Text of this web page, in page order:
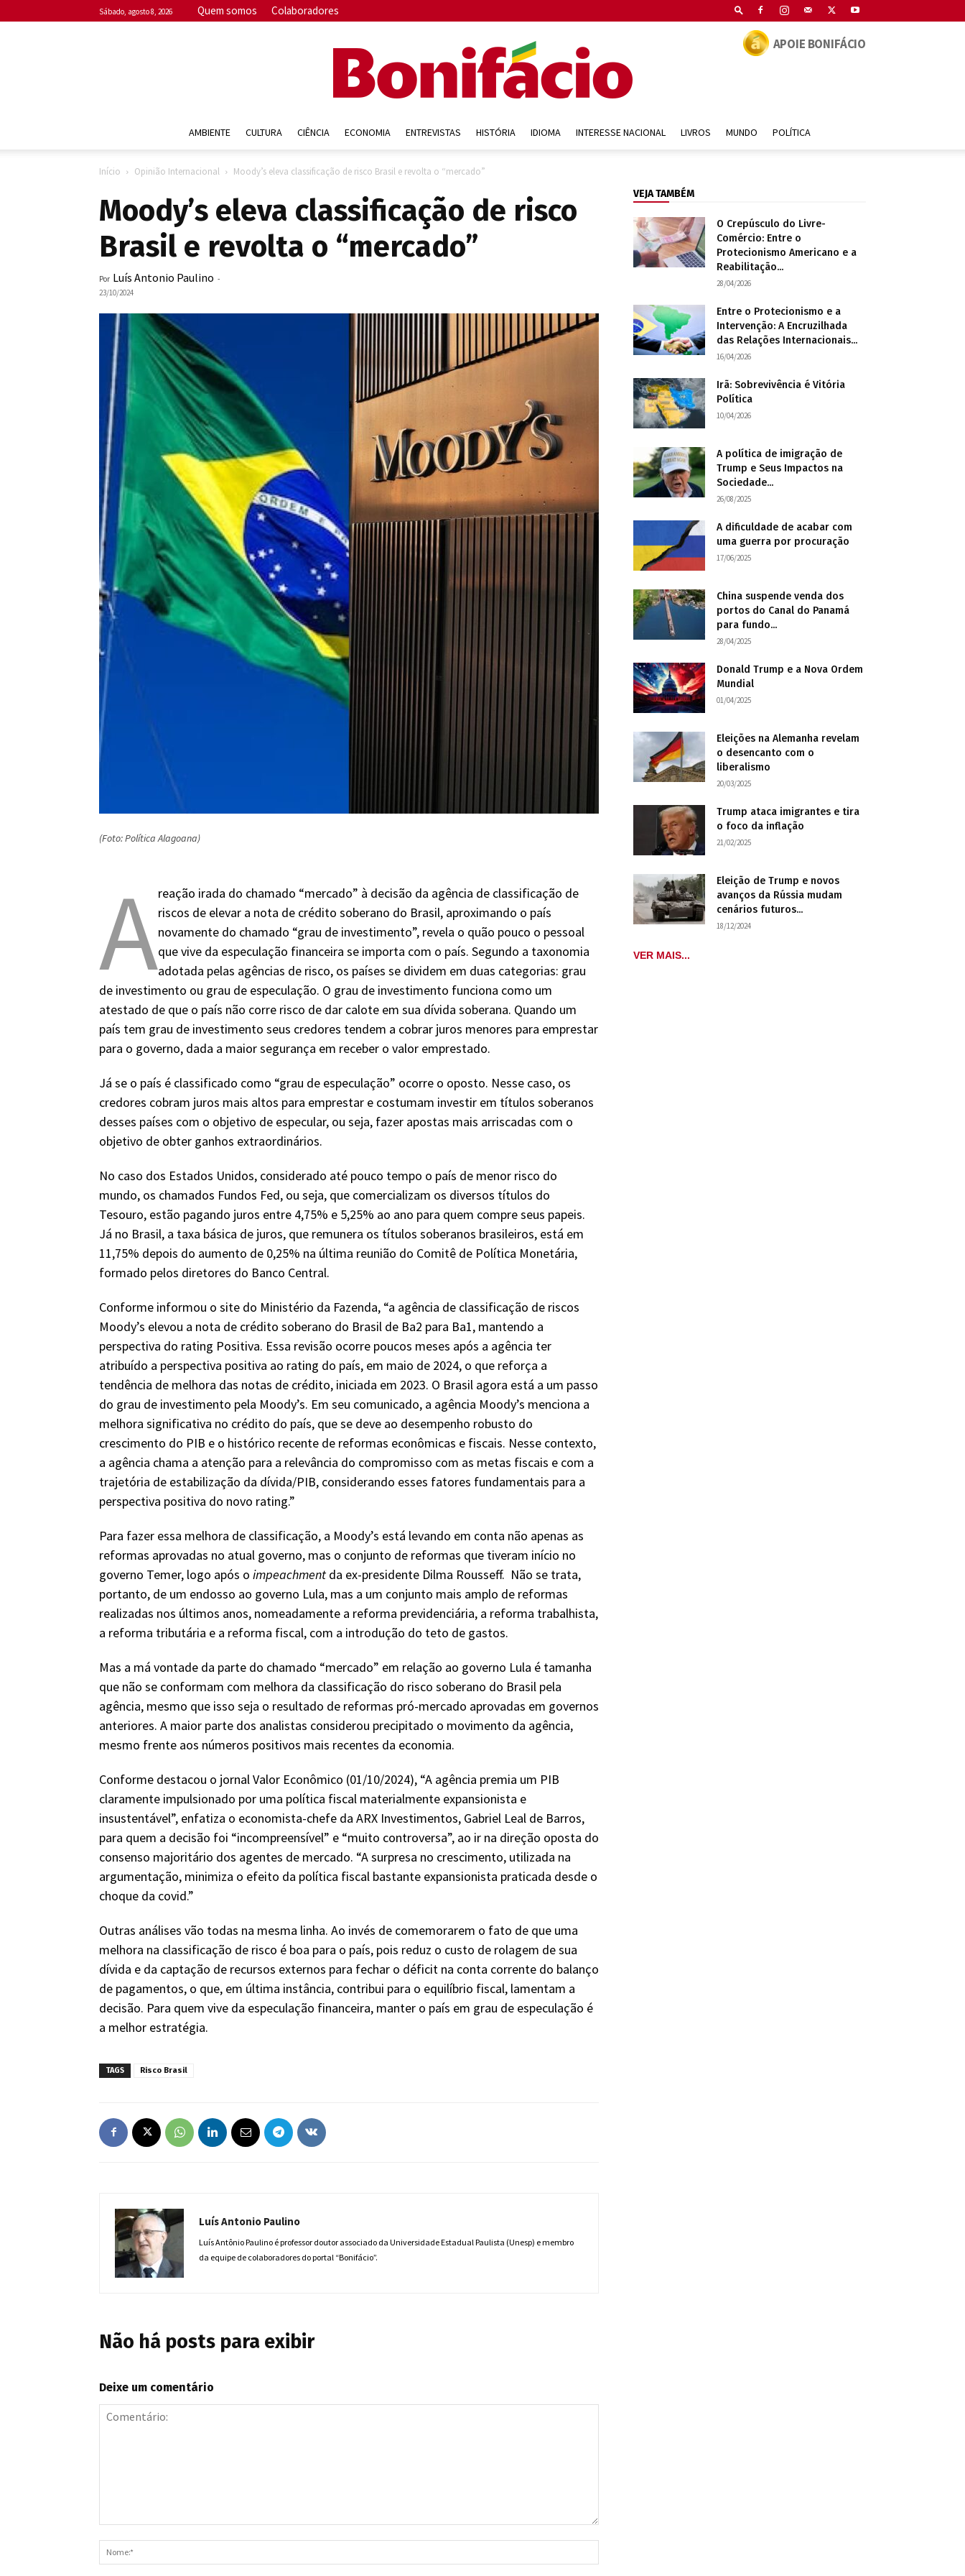
sábado, agosto 8, 2026 Quem somos Colaboradores
APOIE BONIFÁCIO
AMBIENTE CULTURA CIÊNCIA ECONOMIA ENTREVISTAS HISTÓRIA IDIOMA INTERESSE NACIONAL LIVROS MUNDO POLÍTICA
Início Opinião Internacional Moody’s eleva classificação de risco Brasil e revolta o “mercado”
Moody’s eleva classificação de risco
Brasil e revolta o “mercado”
Por Luís Antonio Paulino -
23/10/2024
(Foto: Política Alagoana)
Areação irada do chamado “mercado” à decisão da agência de classificação de
riscos de elevar a nota de crédito soberano do Brasil, aproximando o país
novamente do chamado “grau de investimento”, revela o quão pouco o pessoal
que vive da especulação financeira se importa com o país. Segundo a taxonomia
adotada pelas agências de risco, os países se dividem em duas categorias: grau
de investimento ou grau de especulação. O grau de investimento funciona como um
atestado de que o país não corre risco de dar calote em sua dívida soberana. Quando um
país tem grau de investimento seus credores tendem a cobrar juros menores para emprestar
para o governo, dada a maior segurança em receber o valor emprestado.
Já se o país é classificado como “grau de especulação” ocorre o oposto. Nesse caso, os
credores cobram juros mais altos para emprestar e costumam investir em títulos soberanos
desses países com o objetivo de especular, ou seja, fazer apostas mais arriscadas com o
objetivo de obter ganhos extraordinários.
No caso dos Estados Unidos, considerado até pouco tempo o país de menor risco do
mundo, os chamados Fundos Fed, ou seja, que comercializam os diversos títulos do
Tesouro, estão pagando juros entre 4,75% e 5,25% ao ano para quem compre seus papeis.
Já no Brasil, a taxa básica de juros, que remunera os títulos soberanos brasileiros, está em
11,75% depois do aumento de 0,25% na última reunião do Comitê de Política Monetária,
formado pelos diretores do Banco Central.
Conforme informou o site do Ministério da Fazenda, “a agência de classificação de riscos
Moody’s elevou a nota de crédito soberano do Brasil de Ba2 para Ba1, mantendo a
perspectiva do rating Positiva. Essa revisão ocorre poucos meses após a agência ter
atribuído a perspectiva positiva ao rating do país, em maio de 2024, o que reforça a
tendência de melhora das notas de crédito, iniciada em 2023. O Brasil agora está a um passo
do grau de investimento pela Moody’s. Em seu comunicado, a agência Moody’s menciona a
melhora significativa no crédito do país, que se deve ao desempenho robusto do
crescimento do PIB e o histórico recente de reformas econômicas e fiscais. Nesse contexto,
a agência chama a atenção para a relevância do compromisso com as metas fiscais e com a
trajetória de estabilização da dívida/PIB, considerando esses fatores fundamentais para a
perspectiva positiva do novo rating.”
Para fazer essa melhora de classificação, a Moody’s está levando em conta não apenas as
reformas aprovadas no atual governo, mas o conjunto de reformas que tiveram início no
governo Temer, logo após o impeachment da ex-presidente Dilma Rousseff. Não se trata,
portanto, de um endosso ao governo Lula, mas a um conjunto mais amplo de reformas
realizadas nos últimos anos, nomeadamente a reforma previdenciária, a reforma trabalhista,
a reforma tributária e a reforma fiscal, com a introdução do teto de gastos.
Mas a má vontade da parte do chamado “mercado” em relação ao governo Lula é tamanha
que não se conformam com melhora da classificação do risco soberano do Brasil pela
agência, mesmo que isso seja o resultado de reformas pró-mercado aprovadas em governos
anteriores. A maior parte dos analistas considerou precipitado o movimento da agência,
mesmo frente aos números positivos mais recentes da economia.
Conforme destacou o jornal Valor Econômico (01/10/2024), “A agência premia um PIB
claramente impulsionado por uma política fiscal materialmente expansionista e
insustentável”, enfatiza o economista-chefe da ARX Investimentos, Gabriel Leal de Barros,
para quem a decisão foi “incompreensível” e “muito controversa”, ao ir na direção oposta do
consenso majoritário dos agentes de mercado. “A surpresa no crescimento, utilizada na
argumentação, minimiza o efeito da política fiscal bastante expansionista praticada desde o
choque da covid.”
Outras análises vão todas na mesma linha. Ao invés de comemorarem o fato de que uma
melhora na classificação de risco é boa para o país, pois reduz o custo de rolagem de sua
dívida e da captação de recursos externos para fechar o déficit na conta corrente do balanço
de pagamentos, o que, em última instância, contribui para o equilíbrio fiscal, lamentam a
decisão. Para quem vive da especulação financeira, manter o país em grau de especulação é
a melhor estratégia.
TAGS Risco Brasil
Luís Antonio Paulino
Luís Antônio Paulino é professor doutor associado da Universidade Estadual Paulista (Unesp) e membro
da equipe de colaboradores do portal “Bonifácio”.
Não há posts para exibir
Deixe um comentário
VEJA TAMBÉM
O Crepúsculo do Livre-
Comércio: Entre o
Protecionismo Americano e a
Reabilitação...
28/04/2026
Entre o Protecionismo e a
Intervenção: A Encruzilhada
das Relações Internacionais...
16/04/2026
Irã: Sobrevivência é Vitória
Política
10/04/2026
A política de imigração de
Trump e Seus Impactos na
Sociedade...
26/08/2025
A dificuldade de acabar com
uma guerra por procuração
17/06/2025
China suspende venda dos
portos do Canal do Panamá
para fundo...
28/04/2025
Donald Trump e a Nova Ordem
Mundial
01/04/2025
Eleições na Alemanha revelam
o desencanto com o
liberalismo
20/03/2025
Trump ataca imigrantes e tira
o foco da inflação
21/02/2025
Eleição de Trump e novos
avanços da Rússia mudam
cenários futuros...
18/12/2024
VER MAIS...